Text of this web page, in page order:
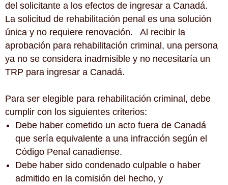
del solicitante a los efectos de ingresar a Canadá.
La solicitud de rehabilitación penal es una solución
única y no requiere renovación. Al recibir la
aprobación para rehabilitación criminal, una persona
ya no se considera inadmisible y no necesitaría un
TRP para ingresar a Canadá.
Para ser elegible para rehabilitación criminal, debe
cumplir con los siguientes criterios:
Debe haber cometido un acto fuera de Canadá
que sería equivalente a una infracción según el
Código Penal canadiense.
Debe haber sido condenado culpable o haber
admitido en la comisión del hecho, y